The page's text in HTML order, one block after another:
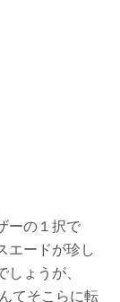
ーの１択で
エードが珍し
ょうが、
てそこらに転